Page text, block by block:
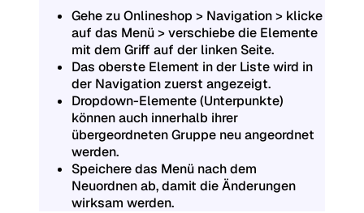
Gehe zu Onlineshop > Navigation > klicke
auf das Menü > verschiebe die Elemente
mit dem Griff auf der linken Seite.
Das oberste Element in der Liste wird in
der Navigation zuerst angezeigt.
Dropdown-Elemente (Unterpunkte)
können auch innerhalb ihrer
übergeordneten Gruppe neu angeordnet
werden.
Speichere das Menü nach dem
Neuordnen ab, damit die Änderungen
wirksam werden.